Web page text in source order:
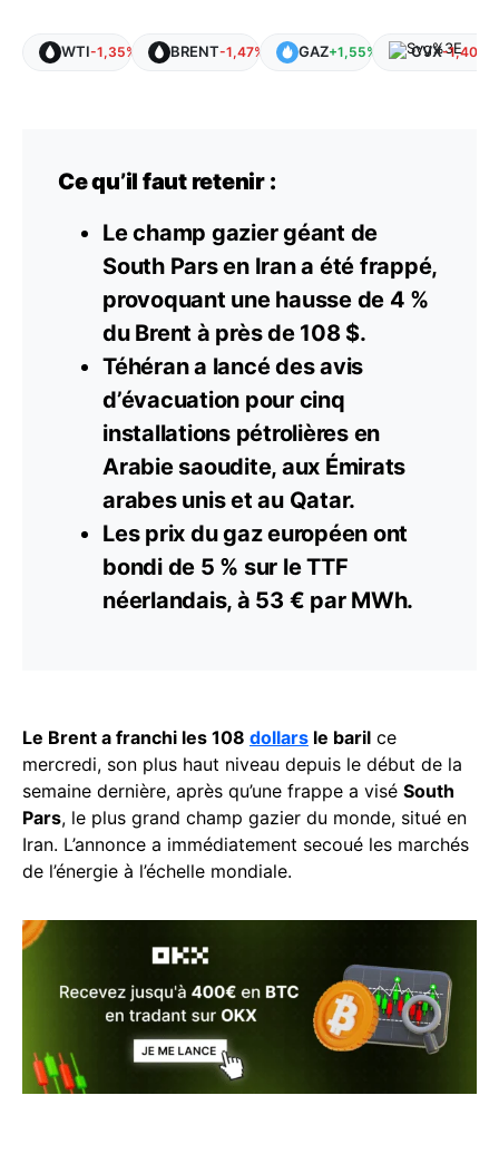
WTI-1,35% BRENT-1,47% GAZ+1,55% CVX-1,40%
Ce qu’il faut retenir :
Le champ gazier géant de
South Pars en Iran a été frappé,
provoquant une hausse de 4 %
du Brent à près de 108 $.
Téhéran a lancé des avis
d’évacuation pour cinq
installations pétrolières en
Arabie saoudite, aux Émirats
arabes unis et au Qatar.
Les prix dugazeuropéen ont
bondi de 5 % sur le TTF
néerlandais, à 53 € par MWh.
Le Brent a franchi les 108 dollars le baril ce
mercredi, son plus haut niveau depuis le début de la
semaine dernière, après qu’une frappe a visé South
Pars, le plus grand champ gazier du monde, situé en
Iran. L’annonce a immédiatement secoué les marchés
de l’énergie à l’échelle mondiale.